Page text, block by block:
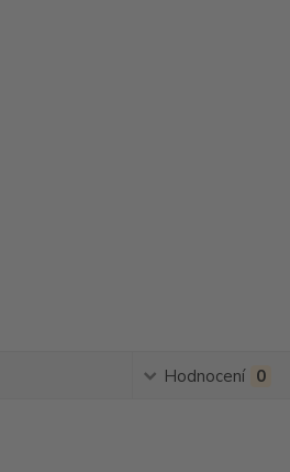
Hodnocení 0